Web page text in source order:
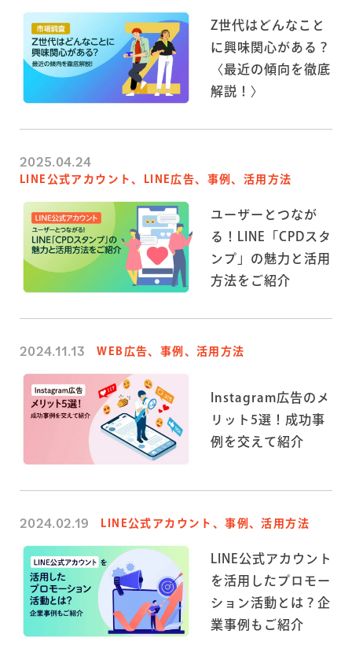
Z世代はどんなこと
に興味関心がある？
〈最近の傾向を徹底
解説！〉
2025.04.24
LINE公式アカウント、LINE広告、事例、活用方法
ユーザーとつなが
る！LINE「CPDスタ
ンプ」の魅力と活用
方法をご紹介
2024.11.13 WEB広告、事例、活用方法
Instagram広告のメ
リット5選！成功事
例を交えて紹介
2024.02.19 LINE公式アカウント、事例、活用方法
LINE公式アカウント
を活用したプロモー
ション活動とは？企
業事例もご紹介